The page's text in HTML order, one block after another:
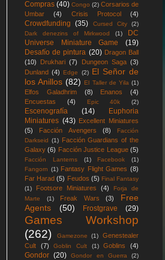
Compras (40) Congo (2) Corsarios de
Umbar
(4) Crisis Protocol (4)
Crowdfunding (35) Cursed City
(2)
Dark denezins of Mirkwood
(1)
DC
Universe Miniature Game
(19)
Desafío de pintura (20) Dragon Ball
(10)
Drukhari (7) Dungeon Saga (3)
Dunland (4) Edge (2) El Señor de
los Anillos (82) El Taller de Yila (1)
Elfos Galadhrim (8) Enanos
(4)
Encuestas
(4) Epic 40k (2)
Escenografía (14)
Euphoria
Miniatures (43) Excellent Miniatures
(5)
Facción Avengers (8)
Facción
Darkseid (1) Facción Guardians of the
Galaxy (6) Facción Justice League (5)
Facción Lanterns (1) Facebook
(1)
Fangorn (1) Fantasy Flight Games (8)
Far Harad (5) Feudos (5) Final Fantasy
(1)
Footsore Miniatures (4)
Forja de
Marte
(1) Freak Wars (3)
Free
Agents
(50) Frostgrave (29)
Games Workshop
(262)
Gamezone (1)
Genestealer
Cult
(7) Goblin Cult (1) Goblins (4)
Gondor (20) Gondor en Guerra
(2)